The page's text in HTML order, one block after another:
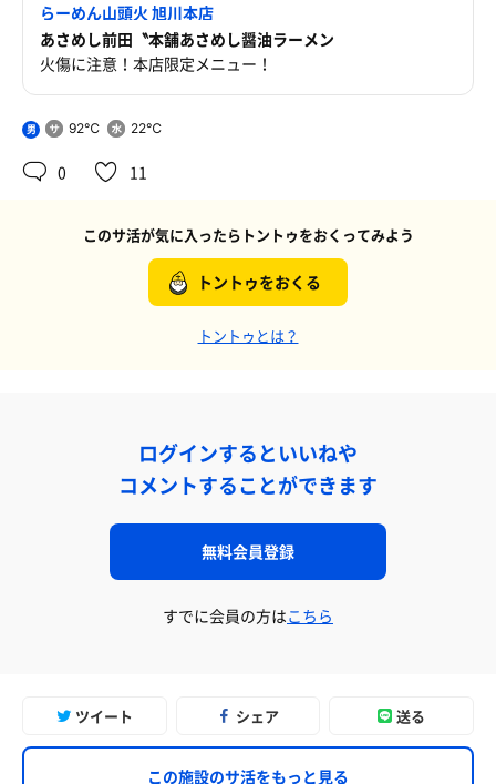
らーめん山頭火 旭川本店
あさめし前田〝本舗あさめし醤油ラーメン
火傷に注意！本店限定メニュー！
男 92℃ 22℃
0 11
このサ活が気に入ったらトントゥをおくってみよう
トントゥをおくる
トントゥとは？
ログインするといいねや
コメントすることができます
無料会員登録
すでに会員の方はこちら
ツイート シェア 送る
この施設のサ活をもっと見る